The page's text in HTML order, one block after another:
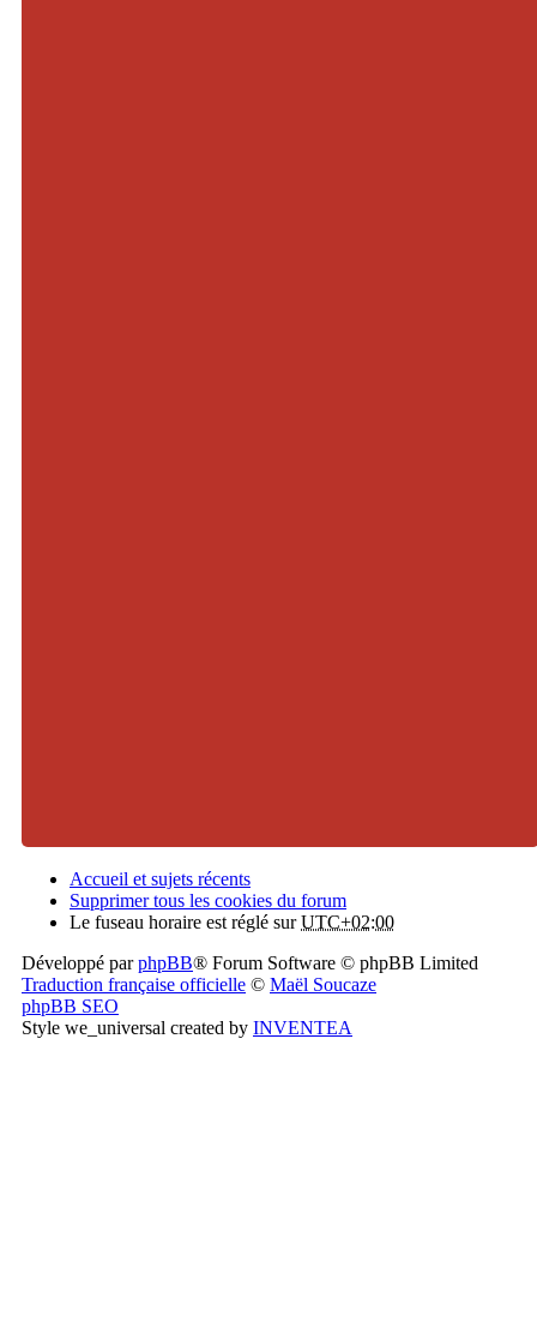
Accueil et sujets récents
Supprimer tous les cookies du forum
Le fuseau horaire est réglé surUTC+02:00
Développé parphpBB® Forum Software © phpBB Limited
Traduction française officielle © Maël Soucaze
phpBB SEO
Style we_universal created by INVENTEA